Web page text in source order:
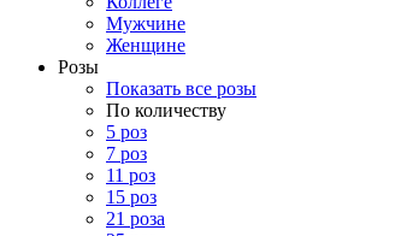
Мужчине
Женщине
Розы
Показать все розы
По количеству
5 роз
7 роз
11 роз
15 роз
21 роза